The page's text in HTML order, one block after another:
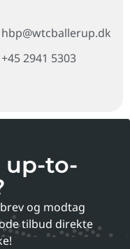
hbp@wtcballerup.dk
+45 2941 5303
to-
og modtag
tilbud direkte